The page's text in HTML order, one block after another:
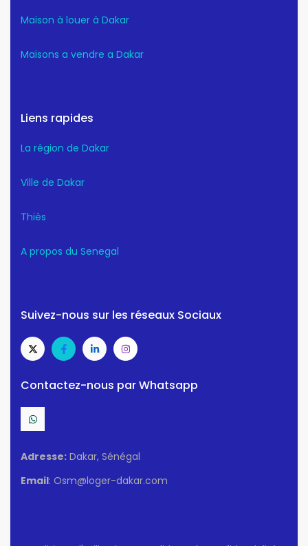
Maison à louer à Dakar
Maisons a vendre a Dakar
Liens rapides
La région de Dakar
Ville de Dakar
Thiès
A propos du Senegal
Suivez-nous sur les réseaux Sociaux
Contactez-nous par Whatsapp
Adresse: Dakar, Sénégal
Email: Osm@loger-dakar.com